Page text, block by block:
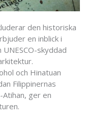
den historiska
en inblick i
skyddad
och Hinatuan
Filippinernas
ger en